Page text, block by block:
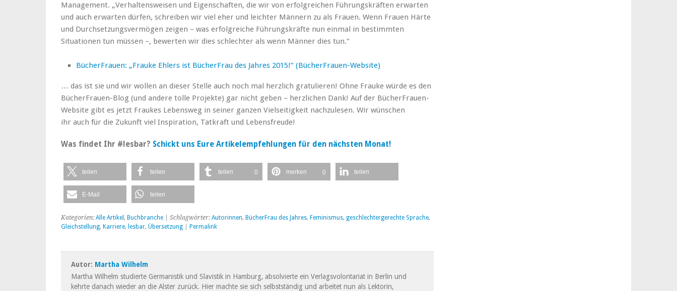
Management. „Verhaltensweisen und Eigenschaften, die wir von erfolgreichen Führungskräften erwarten
und auch erwarten dürfen, schreiben wir viel eher und leichter Männern zu als Frauen. Wenn Frauen Härte
und Durchsetzungsvermögen zeigen – was erfolgreiche Führungskräfte nun einmal in bestimmten
Situationen tun müssen –, bewerten wir dies schlechter als wenn Männer dies tun.“
BücherFrauen: „Frauke Ehlers ist BücherFrau des Jahres 2015!“ (BücherFrauen-Website)
… das ist sie und wir wollen an dieser Stelle auch noch mal herzlich gratulieren! Ohne Frauke würde es den
BücherFrauen-Blog (und andere tolle Projekte) gar nicht geben – herzlichen Dank! Auf der BücherFrauen-
Website gibt es jetzt Fraukes Lebensweg in seiner ganzen Vielseitigkeit nachzulesen. Wir wünschen
ihr auch für die Zukunft viel Inspiration, Tatkraft und Lebensfreude!
Was findet Ihr #lesbar? Schickt uns Eure Artikelempfehlungen für den nächsten Monat!
teilen teilen teilen 0 merken 0 teilen
E-Mail teilen
Kategorien: Alle Artikel , Buchbranche | Schlagwörter: Autorinnen, BücherFrau des Jahres, Feminismus, geschlechtergerechte Sprache,
Gleichstellung, Karriere, lesbar, Übersetzung Permalink
Autor: Martha Wilhelm
Martha Wilhelm studierte Germanistik und Slavistik in Hamburg, absolvierte ein Verlagsvolontariat in Berlin und
kehrte danach wieder an die Alster zurück. Hier machte sie sich selbstständig und arbeitet nun als Lektorin,